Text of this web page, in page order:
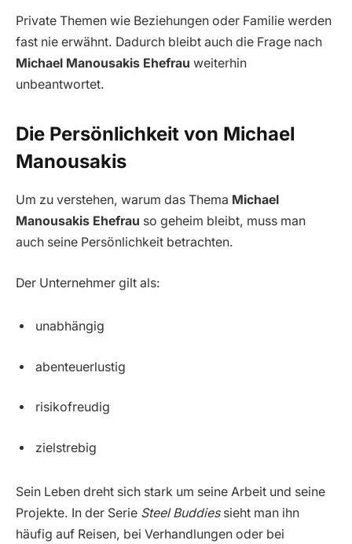
Private Themen wie Beziehungen oder Familie werden
fast nie erwähnt. Dadurch bleibt auch die Frage nach
Michael Manousakis Ehefrau weiterhin
unbeantwortet.
Die Persönlichkeit von Michael
Manousakis
Um zu verstehen, warum das Thema Michael
Manousakis Ehefrau so geheim bleibt, muss man
auch seine Persönlichkeit betrachten.
Der Unternehmer gilt als:
unabhängig
abenteuerlustig
risikofreudig
zielstrebig
Sein Leben dreht sich stark um seine Arbeit und seine
Projekte. In der Serie Steel Buddiessieht man ihn
häufig auf Reisen, bei Verhandlungen oder bei